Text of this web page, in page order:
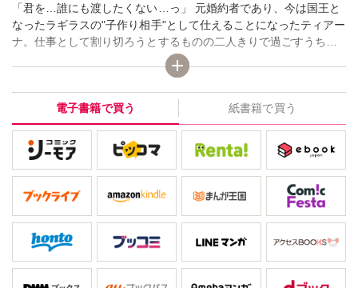
「君を…誰にも渡したくない…っ」 元婚約者であり、今は国王と
なったラギラスの"子作り相手"として仕えることになったティアー
ナ。仕事として割り切ろうとするものの二人きりで過ごすうちに
恋人同士だった頃のことを思い出し忘れたはずの想いが揺らぎ出
してしまう…。そんな中、宰相に進展のなさを指摘されたティア
ーナは、ラギラスを悦ばせる方法を学ぶため人気娼婦のローザを
招くことを提案したのだが…!?
電子書籍で買う 紙書籍で買う